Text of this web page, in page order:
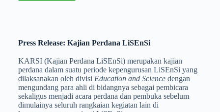
Press Release: Kajian Perdana LiSEnSi
KARSI (Kajian Perdana LiSEnSi) merupakan kajian
perdana dalam suatu periode kepengurusan LiSEnSi yang
dilaksanakan oleh divisi Education and Sciencedengan
mengundang para ahli di bidangnya sebagai pembicara
sekaligus menjadi acara perdana dan pembuka sebelum
dimulainya seluruh rangkaian kegiatan lain di